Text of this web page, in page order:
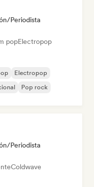
Periodista
popElectropop
Electropop
Pop rock
Periodista
Coldwave